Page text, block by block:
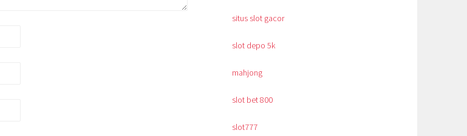
situs slot gacor
slot depo 5k
mahjong
slot bet 800
slot777